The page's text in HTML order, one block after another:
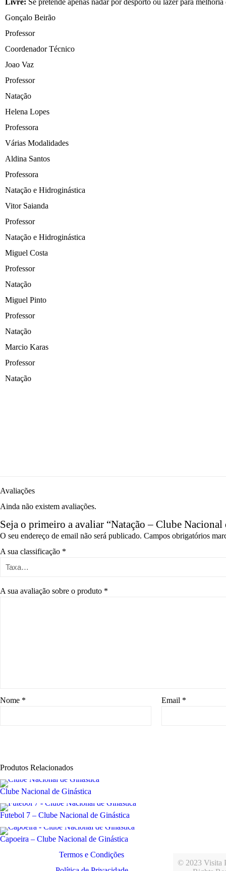
Livre: Se pretende apenas nadar por desporto ou lazer para
Gonçalo Beirão
Professor
Coordenador Técnico
Joao Vaz
Professor
Natação
Helena Lopes
Professora
Várias Modalidades
Aldina Santos
Professora
Natação e Hidroginástica
Vitor Saianda
Professor
Natação e Hidroginástica
Miguel Costa
Professor
Natação
Miguel Pinto
Professor
Natação
Marcio Karas
Professor
Natação
Avaliações
Ainda não existem avaliações.
Seja o primeiro a avaliar “Natação – Clube Nacional
O seu endereço de email não será publicado. Campos obrigatórios
A sua classificação *
A sua avaliação sobre o produto *
Nome * Email *
Produtos Relacionados
Clube Nacional de Ginástica
Futebol 7 – Clube Nacional de Ginástica
Capoeira – Clube Nacional de Ginástica
Termos e Condições
© 2023 Visita